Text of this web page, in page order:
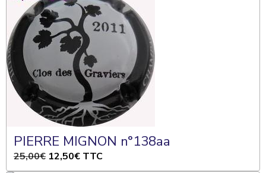
PIERRE MIGNON n°138aa
25,00€ 12,50€ TTC